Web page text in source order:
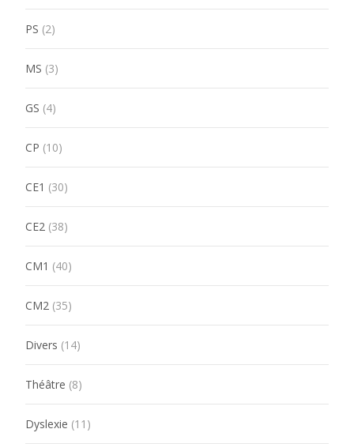
PS (2)
MS (3)
GS (4)
CP (10)
CE1 (30)
CE2 (38)
CM1 (40)
CM2 (35)
Divers (14)
Théâtre (8)
Dyslexie (11)